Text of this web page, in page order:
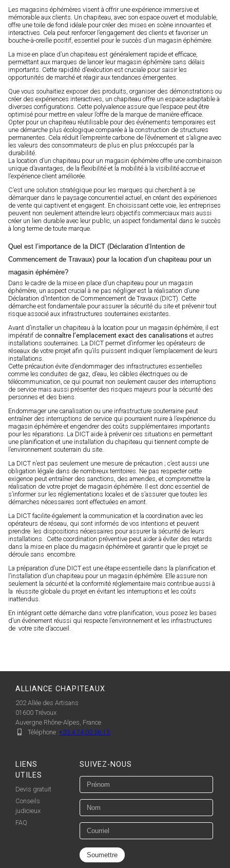
Les magasins éphémères visent à offrir une expérience immersive et
mémorable aux clients. Un chapiteau, avec son espace ouvert et modulable,
offre une toile de fond idéale pour créer des mises en scène innovantes et
interactives. Cela peut renforcer l’engagement des clients et favoriser un
bouche-à-oreille positif, essentiel pour le succès d’un magasin éphémère.
La mise en place d’un chapiteau est généralement rapide et efficace,
permettant aux marques de lancer leur magasin éphémère sans délais
importants. Cette rapidité d’exécution est cruciale pour saisir les
opportunités de marché et réagir aux tendances émergentes.
Que vous souhaitiez exposer des produits, organiser des démonstrations ou
créer des expériences interactives, un chapiteau offre un espace adaptable à
diverses configurations. Cette polyvalence assure que l’espace peut être
optimisé pour mettre en valeur l’offre de la marque de manière efficace.
Opter pour un chapiteau réutilisable pour des événements temporaires est
une démarche plus écologique comparée à la construction de structures
permanentes. Cela réduit l’empreinte carbone de l’événement et s’aligne avec
les valeurs des consommateurs de plus en plus préoccupés par la
durabilité.
La location d’un chapiteau pour un magasin éphémère offre une combinaison
unique d’avantages, de la flexibilité et la mobilité à la visibilité accrue et
l’expérience client améliorée.
C’est une solution stratégique pour les marques qui cherchent à se
démarquer dans le paysage concurrentiel actuel, en créant des expériences
de vente qui captivent et engagent. En choisissant cette voie, les entreprises
peuvent non seulement atteindre leurs objectifs commerciaux mais aussi
créer un lien durable avec leur public, un aspect fondamental dans le succès
à long terme de toute marque.
Quel est l’importance de la DICT (Déclaration d’Intention de
Commencement de Travaux) pour la location d’un chapiteau pour un
magasin éphémère?
Dans le cadre de la mise en place d’un chapiteau pour un magasin
éphémère, un aspect crucial à ne pas négliger est la réalisation d’une
Déclaration d’Intention de Commencement de Travaux (DICT). Cette
démarche est fondamentale pour assurer la sécurité du site et prévenir tout
risque associé aux infrastructures souterraines existantes.
Avant d’installer un chapiteau à la location pour un magasin éphémère, il est
impératif de connaître l’emplacement exact des canalisations et autres
installations souterraines. La DICT permet d’informer les opérateurs de
réseaux de votre projet afin qu’ils puissent indiquer l’emplacement de leurs
installations.
Cette précaution évite d’endommager des infrastructures essentielles
comme les conduites de gaz, d’eau, les câbles électriques ou de
télécommunication, ce qui pourrait non seulement causer des interruptions
de service mais aussi présenter des risques majeurs pour la sécurité des
personnes et des biens.
Endommager une canalisation ou une infrastructure souterraine peut
entraîner des interruptions de service qui pourraient nuire à l’expérience du
magasin éphémère et engendrer des coûts supplémentaires importants
pour les réparations. La DICT aide à prévenir ces situations en permettant
une planification et une installation du chapiteau qui tiennent compte de
l’environnement souterrain du site.
La DICT n’est pas seulement une mesure de précaution ; c’est aussi une
obligation légale dans de nombreux territoires. Ne pas respecter cette
exigence peut entraîner des sanctions, des amendes, et compromettre la
réalisation de votre projet de magasin éphémère. Il est donc essentiel de
s’informer sur les réglementations locales et de s’assurer que toutes les
démarches nécessaires sont effectuées en amont.
La DICT facilite également la communication et la coordination avec les
opérateurs de réseau, qui sont informés de vos intentions et peuvent
prendre les dispositions nécessaires pour assurer la sécurité de leurs
installations. Cette coordination préventive peut aider à éviter des retards
dans la mise en place du magasin éphémère et garantir que le projet se
déroule sans encombre.
La préparation d’une DICT est une étape essentielle dans la planification et
l’installation d’un chapiteau pour un magasin éphémère. Elle assure non
seulement la sécurité et la conformité réglementaire mais contribue aussi à
la réussite globale du projet en évitant les interruptions et les coûts
inattendus.
En intégrant cette démarche dans votre planification, vous posez les bases
d’un événement réussi qui respecte l’environnement et les infrastructures
de votre site d’accueil.
ALLIANCE CHAPITEAUX
202 Allée des Artisans
01600 Trévoux
Auvergne Rhône-Alpes, France
Téléphone :+33 4 74 00 56 15
LIENS
UTILES
Devis gratuit
Conseils
judicieux
FAQ
SUIVEZ-NOUS